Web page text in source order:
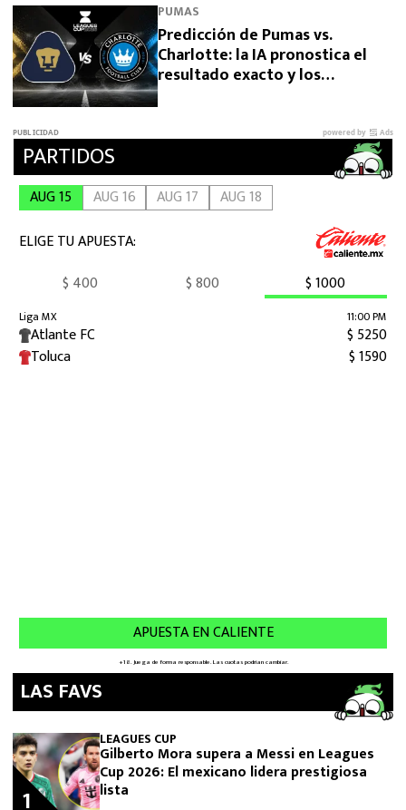
PUMAS
Predicción de Pumas vs.
Charlotte: la IA pronostica el
resultado exacto y los
LAS FAVS
LEAGUES CUP
Gilberto Mora supera a Messi en Leagues
Cup 2026: El mexicano lidera prestigiosa
lista
1